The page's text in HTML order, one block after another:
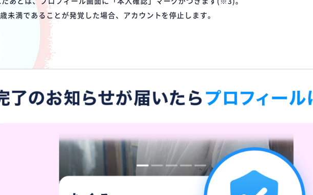
満であることが発覚した場合、アカウントを停止します。